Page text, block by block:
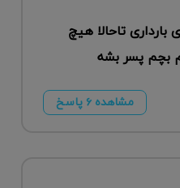
بارداری تاحالا هیچ
بچم پسر بشه
مشاهده ۶ پاسخ